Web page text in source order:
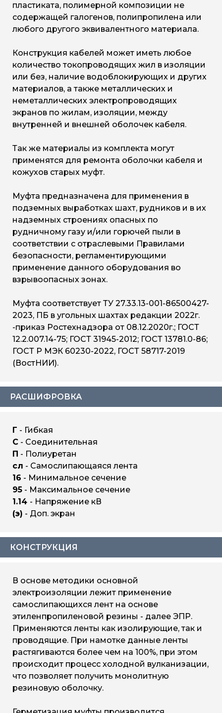
пластиката, полимерной композиции не
содержащей галогенов, полипропилена или
любого другого эквивалентного материала.
Конструкция кабелей может иметь любое
количество токопроводящих жил в изоляции
или без, наличие водоблокирующих и других
материалов, а также металлических и
неметаллических электропроводящих
экранов по жилам, изоляции, между
внутренней и внешней оболочек кабеля.
Так же материалы из комплекта могут
применятся для ремонта оболочки кабеля и
кожухов старых муфт.
Муфта предназначена для применения в
подземных выработках шахт, рудников и в их
надземных строениях опасных по
рудничному газу и/или горючей пыли в
соответствии с отраслевыми Правилами
безопасности, регламентирующими
применение данного оборудования во
взрывоопасных зонах.
Муфта соответствует ТУ 27.33.13-001-86500427-
2023, ПБ в угольных шахтах редакции 2022г.
-приказ Ростехнадзора от 08.12.2020г.; ГОСТ
12.2.007.14-75; ГОСТ 31945-2012; ГОСТ 13781.0-86;
ГОСТ Р МЭК 60230-2022, ГОСТ 58717-2019
(ВостНИИ).
РАСШИФРОВКА
Г - Гибкая
С - Соединительная
П - Полиуретан
сл - Самослипающаяся лента
16 - Минимальное сечение
95 - Максимальное сечение
1.14 - Напряжение кВ
(э) - Доп. экран
КОНСТРУКЦИЯ
В основе методики основной
электроизоляции лежит применение
самослипающихся лент на основе
этиленпропиленовой резины - далее ЭПР.
Применяются ленты как изолирующие, так и
проводящие. При намотке данные ленты
растягиваются более чем на 100%, при этом
происходит процесс холодной вулканизации,
что позволяет получить монолитную
резиновую оболочку.